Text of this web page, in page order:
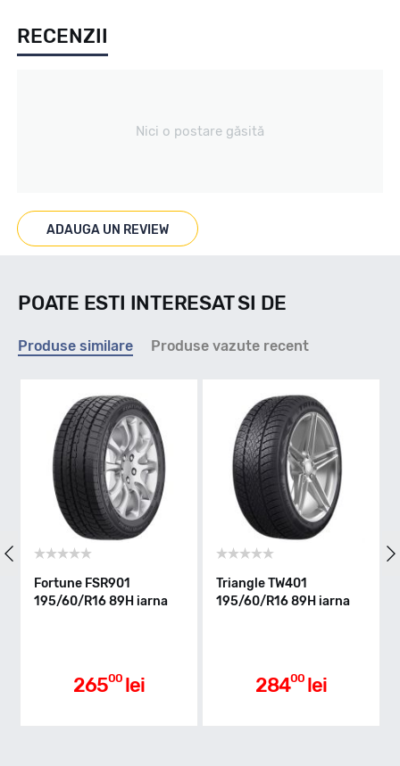
IARNA
Marcat M+S
Indice viteza
H - max 210km/h
Indice greutate
Aderenta pe carosabil ud
RECENZII
Nici o postare găsită
ADAUGA UN REVIEW
POATE ESTI INTERESAT SI DE
Produse similare Produse vazute recent
Fortune FSR901
195/60/R16 89H iarna
26500 lei
Triangle TW401
195/60/R16 89H iarna
28400 lei